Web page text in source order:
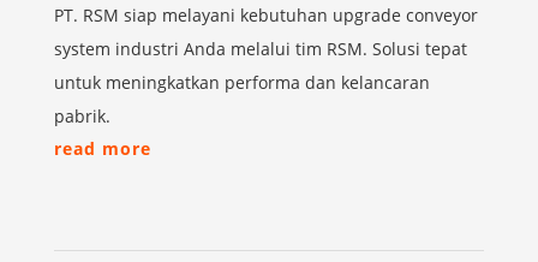
PT. RSM siap melayani kebutuhan upgrade conveyor
system industri Anda melalui tim RSM. Solusi tepat
untuk meningkatkan performa dan kelancaran
pabrik.
read more